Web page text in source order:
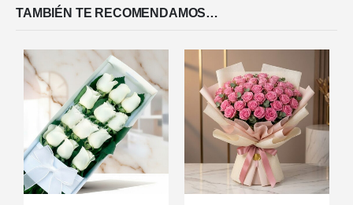
TAMBIÉN TE RECOMENDAMOS…